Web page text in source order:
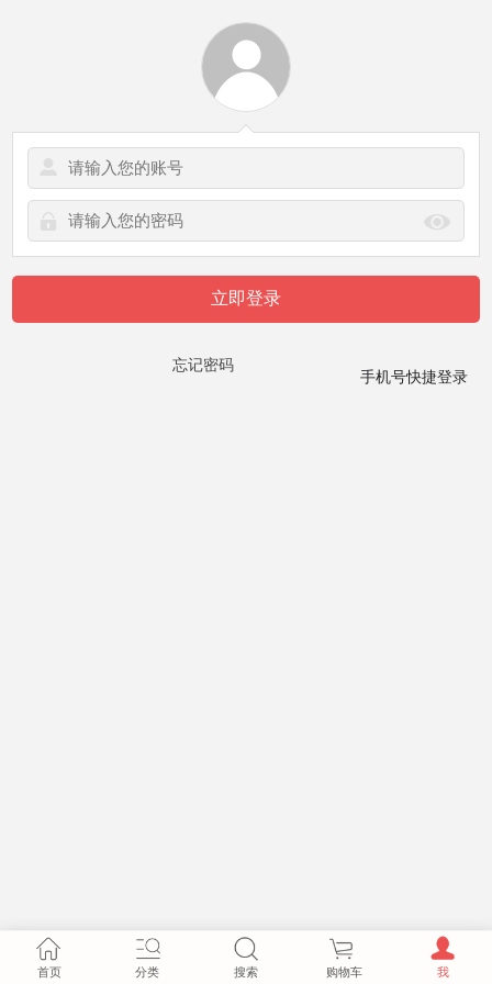
立即登录
忘记密码
手机号快捷登录
首页 分类 搜索 购物车 我